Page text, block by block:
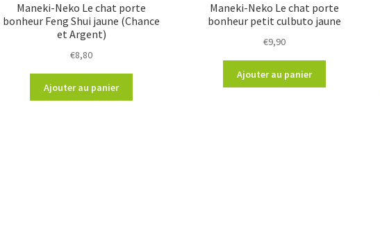
Maneki-Neko Le chat porte
bonheur Feng Shui jaune (Chance
et Argent)
€8,80
Ajouter au panier
Maneki-Neko Le chat porte
bonheur petit culbuto jaune
€9,90
Ajouter au panier